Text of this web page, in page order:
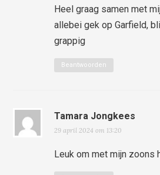
Heel graag samen met
allebei gek op Garfield,
grappig
Beantwoorden
Tamara Jongkees
29 april 2024 om 13:20
Leuk om met mijn zoons